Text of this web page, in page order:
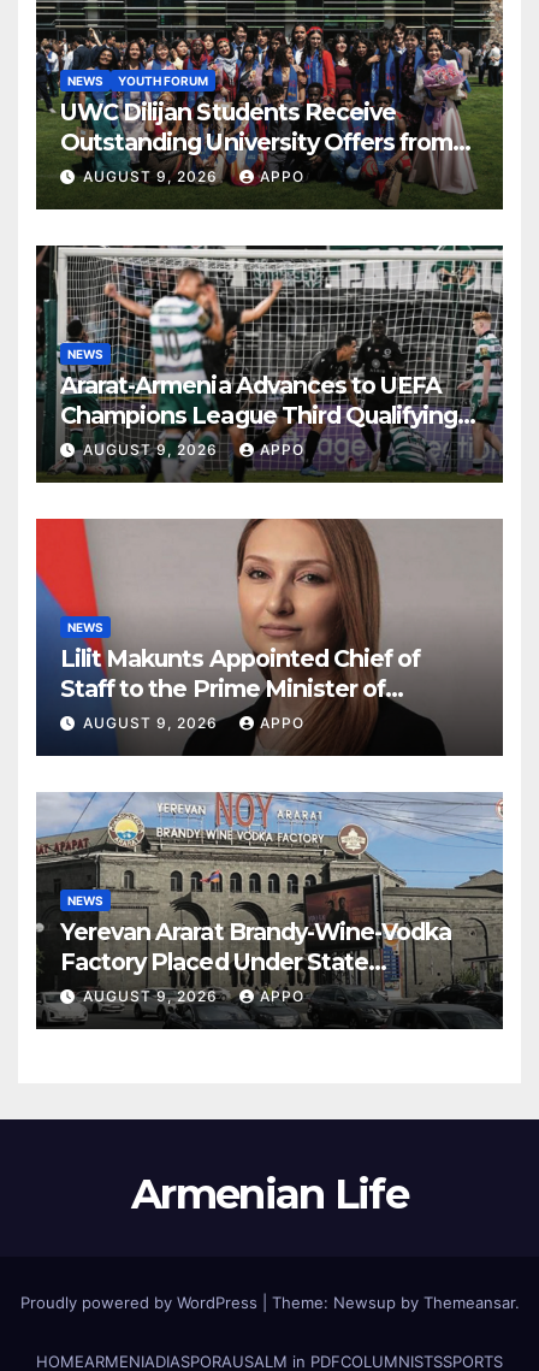
NEWS YOUTH FORUM
UWC Dilijan Students Receive
Outstanding University Offers from
the World’s Leading Institutions
AUGUST 9, 2026 APPO
NEWS
Ararat-Armenia Advances to UEFA
Champions League Third Qualifying
Round
AUGUST 9, 2026 APPO
NEWS
Lilit Makunts Appointed Chief of
Staff to the Prime Minister of
Armenia
AUGUST 9, 2026 APPO
NEWS
Yerevan Ararat Brandy-Wine-Vodka
Factory Placed Under State
Administration
AUGUST 9, 2026 APPO
Armenian Life
Proudly powered by WordPress Theme: Newsup by Themeansar.
HOMEARMENIADIASPORAUSALM in PDFCOLUMNISTSSPORTS